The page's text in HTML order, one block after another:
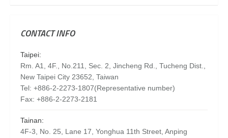
CONTACT INFO
Taipei:
Rm. A1, 4F., No.211, Sec. 2, Jincheng Rd., Tucheng Dist.,
New Taipei City 23652, Taiwan
Tel: +886-2-2273-1807(Representative number)
Fax: +886-2-2273-2181
Tainan:
4F-3, No. 25, Lane 17, Yonghua 11th Street, Anping